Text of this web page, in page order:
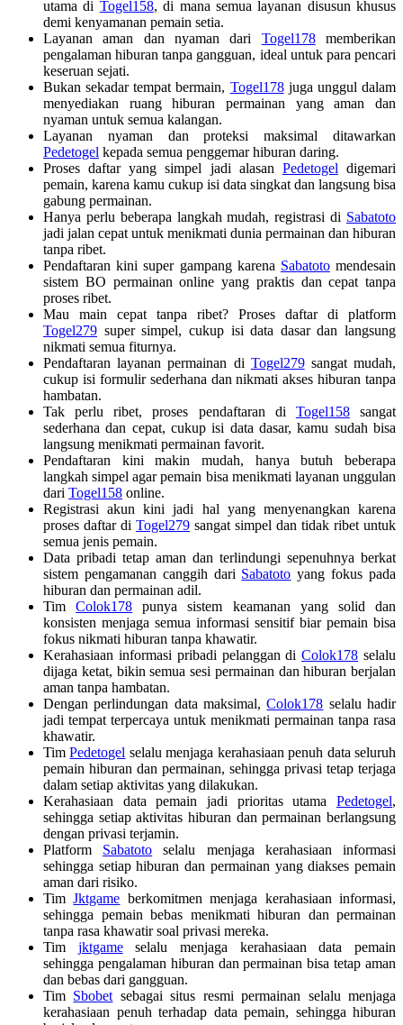
utama di Togel158, di mana semua layanan disusun khusus
demi kenyamanan pemain setia.
Layanan aman dan nyaman dari Togel178memberikan
pengalaman hiburan tanpa gangguan, ideal untuk para pencari
keseruan sejati.
Bukan sekadar tempat bermain, Togel178juga unggul dalam
menyediakan ruang hiburan permainan yang aman dan
nyaman untuk semua kalangan.
Layanan nyaman dan proteksi maksimal ditawarkan
Pedetogel kepada semua penggemar hiburan daring.
Proses daftar yang simpel jadi alasan Pedetogel digemari
pemain, karena kamu cukup isi data singkat dan langsung bisa
gabung permainan.
Hanya perlu beberapa langkah mudah, registrasi di Sabatoto
jadi jalan cepat untuk menikmati dunia permainan dan hiburan
tanpa ribet.
Pendaftaran kini super gampang karena Sabatotomendesain
sistem BO permainan online yang praktis dan cepat tanpa
proses ribet.
Mau main cepat tanpa ribet? Proses daftar di platform
Togel279 super simpel, cukup isi data dasar dan langsung
nikmati semua fiturnya.
Pendaftaran layanan permainan di Togel279sangat mudah,
cukup isi formulir sederhana dan nikmati akses hiburan tanpa
hambatan.
Tak perlu ribet, proses pendaftaran di Togel158sangat
sederhana dan cepat, cukup isi data dasar, kamu sudah bisa
langsung menikmati permainan favorit.
Pendaftaran kini makin mudah, hanya butuh beberapa
langkah simpel agar pemain bisa menikmati layanan unggulan
dari Togel158 online.
Registrasi akun kini jadi hal yang menyenangkan karena
proses daftar di Togel279 sangat simpel dan tidak ribet untuk
semua jenis pemain.
Data pribadi tetap aman dan terlindungi sepenuhnya berkat
sistem pengamanan canggih dari Sabatoto yang fokus pada
hiburan dan permainan adil.
TimColok178 punya sistem keamanan yang solid dan
konsisten menjaga semua informasi sensitif biar pemain bisa
fokus nikmati hiburan tanpa khawatir.
Kerahasiaan informasi pribadi pelanggan diColok178 selalu
dijaga ketat, bikin semua sesi permainan dan hiburan berjalan
aman tanpa hambatan.
Dengan perlindungan data maksimal,Colok178 selalu hadir
jadi tempat terpercaya untuk menikmati permainan tanpa rasa
khawatir.
TimPedetogel selalu menjaga kerahasiaan penuh data seluruh
pemain hiburan dan permainan, sehingga privasi tetap terjaga
dalam setiap aktivitas yang dilakukan.
Kerahasiaan data pemain jadi prioritas utama Pedetogel,
sehingga setiap aktivitas hiburan dan permainan berlangsung
dengan privasi terjamin.
Platform Sabatoto selalu menjaga kerahasiaan informasi
sehingga setiap hiburan dan permainan yang diakses pemain
aman dari risiko.
TimJktgame berkomitmen menjaga kerahasiaan informasi,
sehingga pemain bebas menikmati hiburan dan permainan
tanpa rasa khawatir soal privasi mereka.
Tim jktgameselalu menjaga kerahasiaan data pemain
sehingga pengalaman hiburan dan permainan bisa tetap aman
dan bebas dari gangguan.
Tim Sbobet sebagai situs resmi permainan selalu menjaga
kerahasiaan penuh terhadap data pemain, sehingga hiburan